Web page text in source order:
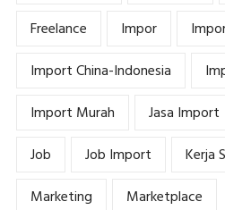
Freelance
Impor
Import China-Indonesia
Import Murah
Jasa Import
Job
Job Import
Kerja
Marketing
Marketplace